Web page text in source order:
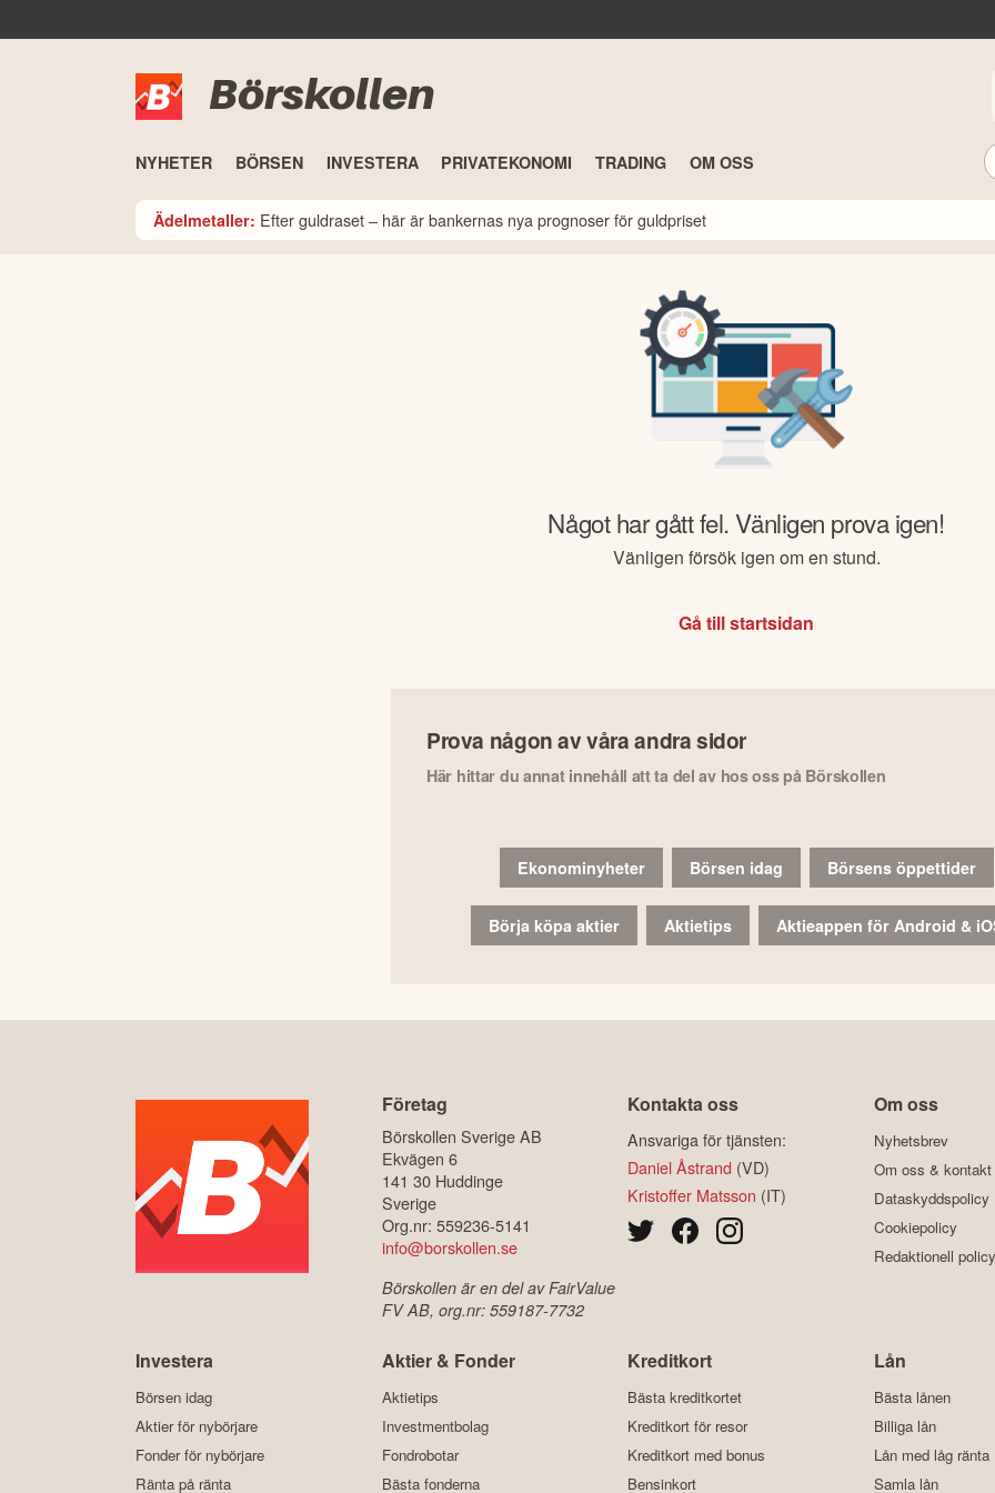
Börskollen
NYHETER BÖRSEN INVESTERA PRIVATEKONOMI TRADING OM OSS
Ädelmetaller: Efter guldraset – här är bankernas nya prognoser för guldpriset
Något har gått fel. Vänligen prova igen!
Vänligen försök igen om en stund.
Gå till startsidan
Prova någon av våra andra sidor
Här hittar du annat innehåll att ta del av hos oss på Börskollen
Ekonominyheter Börsen idag Börsens öppettider
Börja köpa aktier Aktietips Aktieappen för Android &
Företag
Börskollen Sverige AB
Ekvägen 6
141 30 Huddinge
Sverige
Org.nr: 559236-5141
info@borskollen.se
Börskollen är en del av FairValue
FV AB, org.nr: 559187-7732
Kontakta oss
Ansvariga för tjänsten:
Daniel Åstrand (VD)
Kristoffer Matsson (IT)
Om oss
Nyhetsbrev
Om oss & kontakt
Dataskyddspolicy
Cookiepolicy
Redaktionell policy
Investera
Börsen idag
Aktier för nybörjare
Fonder för nybörjare
Ränta på ränta
Aktier & Fonder
Aktietips
Investmentbolag
Fondrobotar
Bästa fonderna
Kreditkort
Bästa kreditkortet
Kreditkort för resor
Kreditkort med bonus
Bensinkort
Lån
Bästa lånen
Billiga lån
Lån med låg ränta
Samla lån